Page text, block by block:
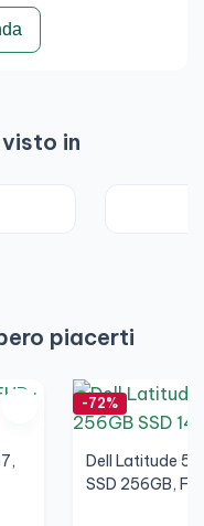
in
piacerti
-72%
Dell Latitude
SSD 256GB,